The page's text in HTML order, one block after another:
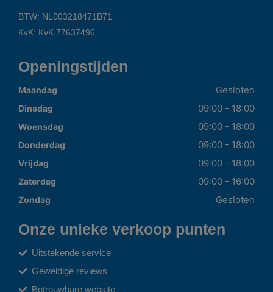
BTW: NL003218471B71
KvK: KvK 77637496
Openingstijden
Maandag Gesloten
Dinsdag 09:00 - 18:00
Woensdag 09:00 - 18:00
Donderdag 09:00 - 18:00
Vrijdag 09:00 - 18:00
Zaterdag 09:00 - 16:00
Zondag Gesloten
Onze unieke verkoop punten
Uitstekende service
Geweldige reviews
Betrouwbare website